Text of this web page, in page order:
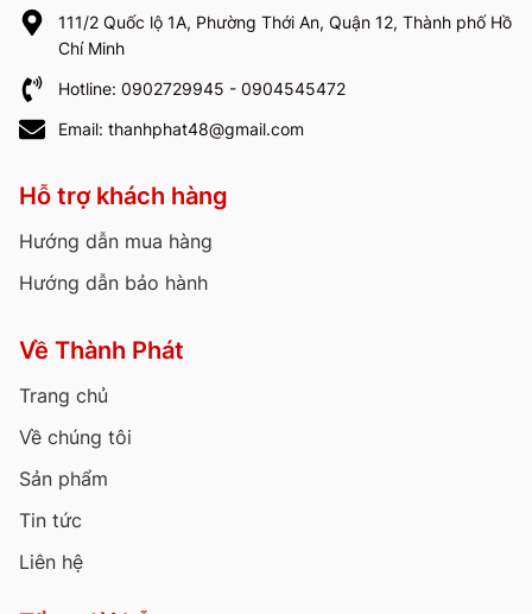
111/2 Quốc lộ 1A, Phường Thới An, Quận 12, Thành phố Hồ
Chí Minh
Hotline: 0902729945 - 0904545472
Email: thanhphat48@gmail.com
Hỗ trợ khách hàng
Hướng dẫn mua hàng
Hướng dẫn bảo hành
Về Thành Phát
Trang chủ
Về chúng tôi
Sản phẩm
Tin tức
Liên hệ